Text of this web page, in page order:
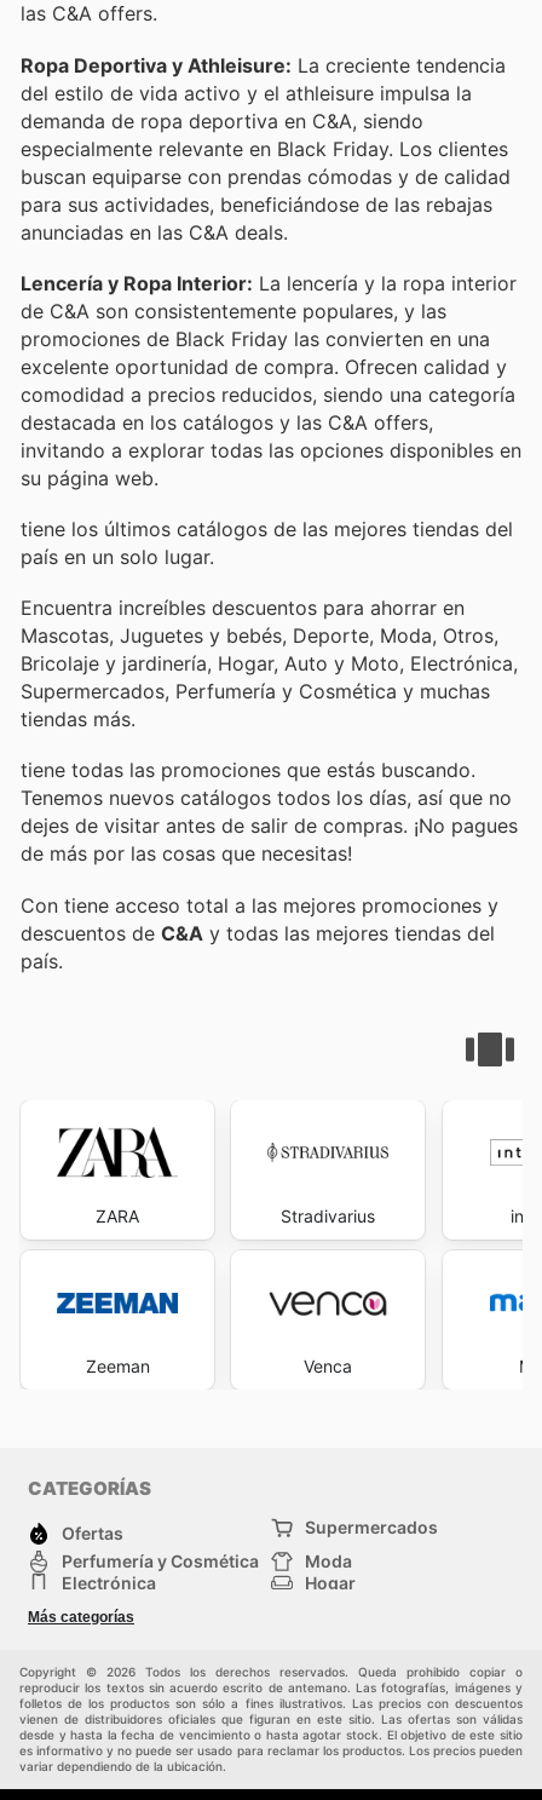
las C&A offers.
Ropa Deportiva y Athleisure: La creciente tendencia
del estilo de vida activo y el athleisure impulsa la
demanda de ropa deportiva en C&A, siendo
especialmente relevante en Black Friday. Los clientes
buscan equiparse con prendas cómodas y de calidad
para sus actividades, beneficiándose de las rebajas
anunciadas en las C&A deals.
Lencería y Ropa Interior: La lencería y la ropa interior
de C&A son consistentemente populares, y las
promociones de Black Friday las convierten en una
excelente oportunidad de compra. Ofrecen calidad y
comodidad a precios reducidos, siendo una categoría
destacada en los catálogos y las C&A offers,
invitando a explorar todas las opciones disponibles en
su página web.
tiene los últimos catálogos de las mejores tiendas del
país en un solo lugar.
Encuentra increíbles descuentos para ahorrar en
Mascotas, Juguetes y bebés, Deporte, Moda, Otros,
Bricolaje y jardinería, Hogar, Auto y Moto, Electrónica,
Supermercados, Perfumería y Cosmética y muchas
tiendas más.
tiene todas las promociones que estás buscando.
Tenemos nuevos catálogos todos los días, así que no
dejes de visitar antes de salir de compras. ¡No pagues
de más por las cosas que necesitas!
Con tiene acceso total a las mejores promociones y
descuentos de C&A y todas las mejores tiendas del
país.
ZARA
Zeeman
Stradivarius
Venca
CATEGORÍAS
Ofertas
Supermercados
Perfumería y Cosmética
Moda
Electrónica
Hogar
Deporte
Juguetes y bebés
Más categorías
Copyright © 2026 Todos los derechos reservados. Queda prohibido copiar o
reproducir los textos sin acuerdo escrito de antemano. Las fotografías, imágenes y
folletos de los productos son sólo a fines ilustrativos. Las precios con descuentos
vienen de distribuidores oficiales que figuran en este sitio. Las ofertas son válidas
desde y hasta la fecha de vencimiento o hasta agotar stock. El objetivo de este sitio
es informativo y no puede ser usado para reclamar los productos. Los precios pueden
variar dependiendo de la ubicación.